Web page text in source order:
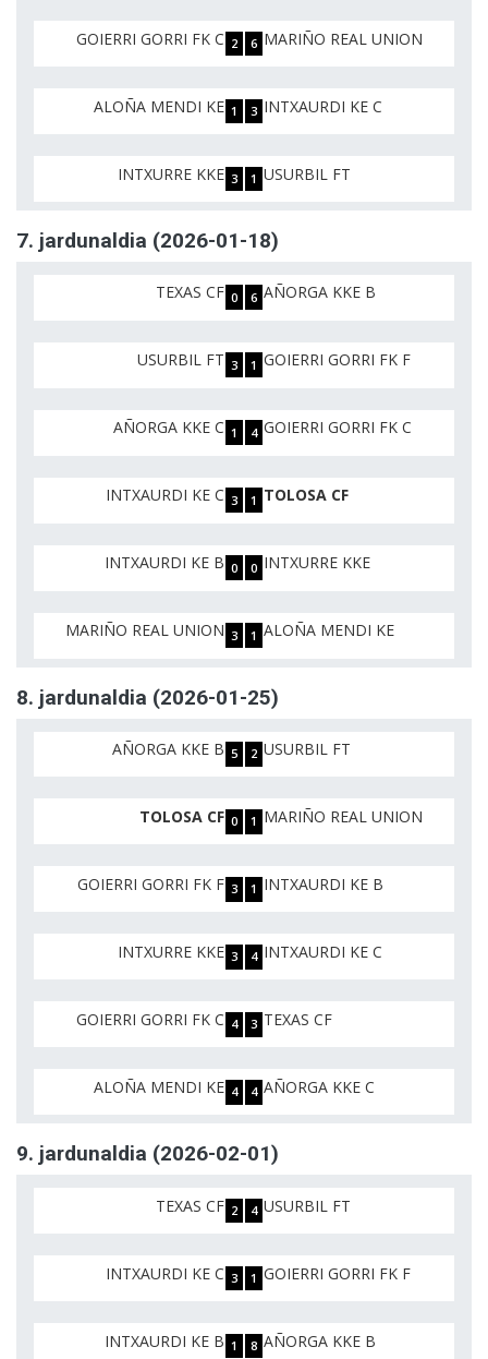
GOIERRI GORRI FK C 2 6 MARIÑO REAL UNION
ALOÑA MENDI KE 1 3 INTXAURDI KE C
INTXURRE KKE 3 1 USURBIL FT
7. jardunaldia (2026-01-18)
TEXAS CF 0 6 AÑORGA KKE B
USURBIL FT 3 1 GOIERRI GORRI FK F
AÑORGA KKE C 1 4 GOIERRI GORRI FK C
INTXAURDI KE C 3 1 TOLOSA CF
INTXAURDI KE B 0 0 INTXURRE KKE
MARIÑO REAL UNION 3 1 ALOÑA MENDI KE
8. jardunaldia (2026-01-25)
AÑORGA KKE B 5 2 USURBIL FT
TOLOSA CF 0 1 MARIÑO REAL UNION
GOIERRI GORRI FK F 3 1 INTXAURDI KE B
INTXURRE KKE 3 4 INTXAURDI KE C
GOIERRI GORRI FK C 4 3 TEXAS CF
ALOÑA MENDI KE 4 4 AÑORGA KKE C
9. jardunaldia (2026-02-01)
TEXAS CF 2 4 USURBIL FT
INTXAURDI KE C 3 1 GOIERRI GORRI FK F
INTXAURDI KE B 1 8 AÑORGA KKE B